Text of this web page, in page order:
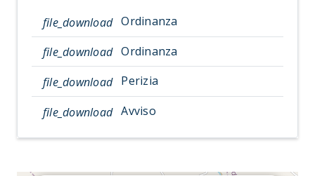
file_download Ordinanza
file_download Ordinanza
file_download Perizia
file_download Avviso